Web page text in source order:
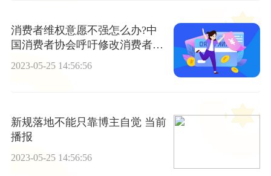
消费者维权意愿不强怎么办?中
国消费者协会呼吁修改消费者权
益保护法
2023-05-25 14:56:56
新规落地不能只靠博主自觉 当前
播报
2023-05-25 14:56:56